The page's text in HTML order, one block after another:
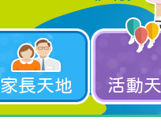
家長天地 活動